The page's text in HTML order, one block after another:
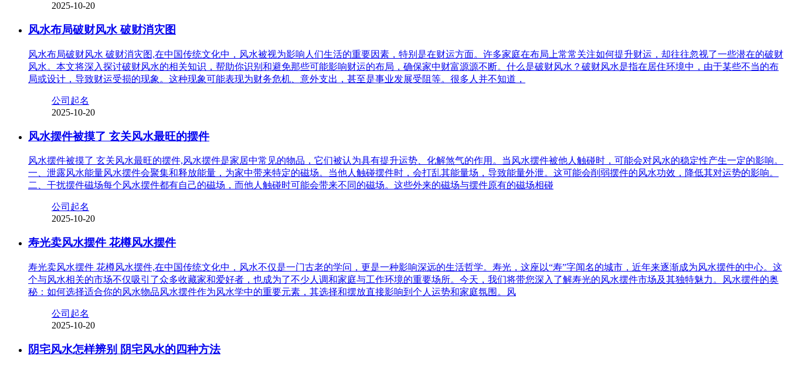
2025-10-20
风水布局破财风水 破财消灾图
风水布局破财风水 破财消灾图,在中国传统文化中，风水被视为影响人们生活的重要因素，特别是在财运方面。许多家庭在布局上常常关注如何提升财运，却往往忽视了一些潜在的破财
风水。本文将深入探讨破财风水的相关知识，帮助你识别和避免那些可能影响财运的布局，确保家中财富源源不断。什么是破财风水？破财风水是指在居住环境中，由于某些不当的布
局或设计，导致财运受损的现象。这种现象可能表现为财务危机、意外支出，甚至是事业发展受阻等。很多人并不知道，
公司起名
2025-10-20
风水摆件被摸了 玄关风水最旺的摆件
风水摆件被摸了 玄关风水最旺的摆件,风水摆件是家居中常见的物品，它们被认为具有提升运势、化解煞气的作用。当风水摆件被他人触碰时，可能会对风水的稳定性产生一定的影响。
一、泄露风水能量风水摆件会聚集和释放能量，为家中带来特定的磁场。当他人触碰摆件时，会打乱其能量场，导致能量外泄。这可能会削弱摆件的风水功效，降低其对运势的影响。
二、干扰摆件磁场每个风水摆件都有自己的磁场，而他人触碰时可能会带来不同的磁场。这些外来的磁场与摆件原有的磁场相碰
公司起名
2025-10-20
寿光卖风水摆件 花樽风水摆件
寿光卖风水摆件 花樽风水摆件,在中国传统文化中，风水不仅是一门古老的学问，更是一种影响深远的生活哲学。寿光，这座以“寿”字闻名的城市，近年来逐渐成为风水摆件的中心。这
个与风水相关的市场不仅吸引了众多收藏家和爱好者，也成为了不少人调和家庭与工作环境的重要场所。今天，我们将带您深入了解寿光的风水摆件市场及其独特魅力。风水摆件的奥
秘：如何选择适合你的风水物品风水摆件作为风水学中的重要元素，其选择和摆放直接影响到个人运势和家庭氛围。风
公司起名
2025-10-20
阴宅风水怎样辨别 阴宅风水的四种方法